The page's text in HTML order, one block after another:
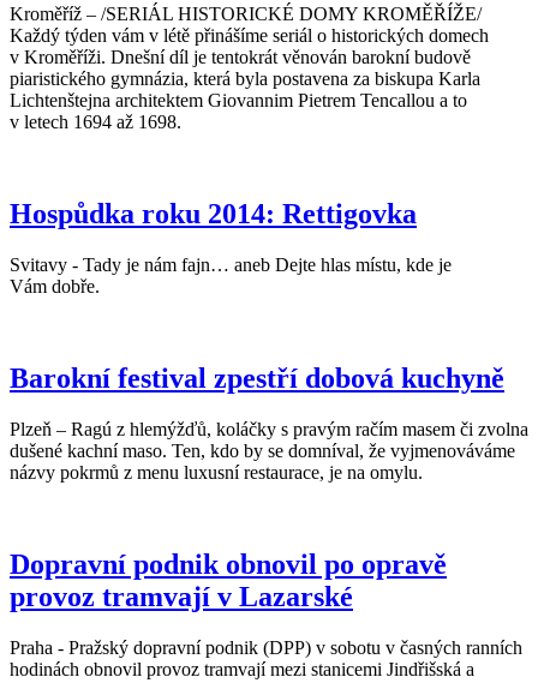
Kroměříž – /SERIÁL HISTORICKÉ DOMY KROMĚŘÍŽE/
Každý týden vám v létě přinášíme seriál o historických domech
v Kroměříži. Dnešní díl je tentokrát věnován barokní budově
piaristického gymnázia, která byla postavena za biskupa Karla
Lichtenštejna architektem Giovannim Pietrem Tencallou a to
v letech 1694 až 1698.
Hospůdka roku 2014: Rettigovka
Svitavy - Tady je nám fajn… aneb Dejte hlas místu, kde je
Vám dobře.
Barokní festival zpestří dobová kuchyně
Plzeň – Ragú z hlemýžďů, koláčky s pravým račím masem či zvolna
dušené kachní maso. Ten, kdo by se domníval, že vyjmenováváme
názvy pokrmů z menu luxusní restaurace, je na omylu.
Dopravní podnik obnovil po opravě
provoz tramvají v Lazarské
Praha - Pražský dopravní podnik (DPP) v sobotu v časných ranních
hodinách obnovil provoz tramvají mezi stanicemi Jindřišská a